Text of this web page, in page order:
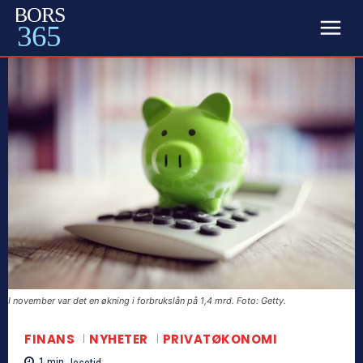
BORS
365
I november var det en økning i forbrukslån på 1,4 mrd. Foto: Getty.
FINANS NYHETER PRIVATØKONOMI